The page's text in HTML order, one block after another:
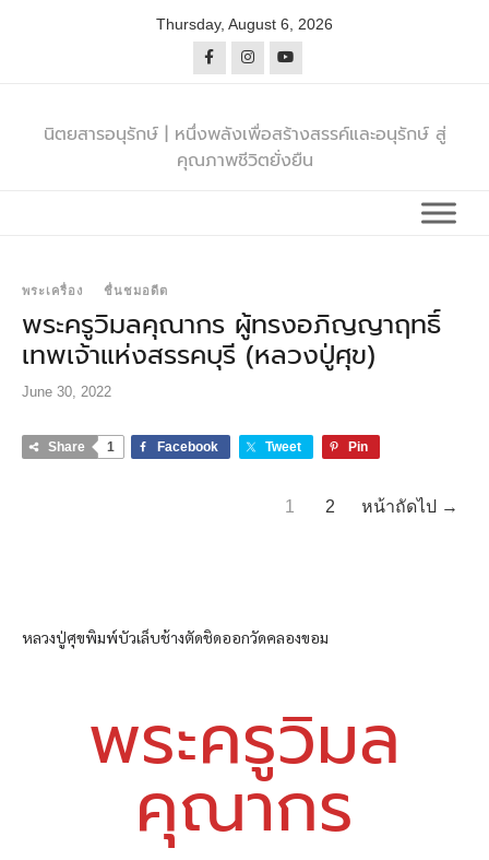
Thursday, August 6, 2026
นิตยสารอนุรักษ์ | หนึ่งพลังเพื่อสร้างสรรค์และอนุรักษ์ สู่
คุณภาพชีวิตยั่งยืน
พระเครื่อง ชื่นชมอดีต
พระครูวิมลคุณากร ผู้ทรงอภิญญาฤทธิ์
เทพเจ้าแห่งสรรคบุรี (หลวงปู่ศุข)
June 30, 2022
Share 1 Facebook Tweet Pin
1 2 หน้าถัดไป →
หลวงปู่ศุขพิมพ์บัวเล็บช้างตัดชิดออกวัดคลองขอม
พระครูวิมล
คุณากร